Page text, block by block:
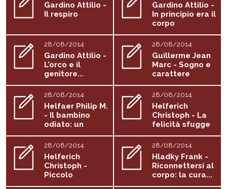
Gardino Attilio -
Il respiro
Gardino Attilio -
In principio era il
corpo
28/08/2014
Gardino Attilio -
L'orco e il
genitore...
28/08/2014
Guillerme Jean
Marc - Sogno e
carattere
28/08/2014
Helfaer Philip M.
- Il bambino
odiato: un
aspetto della...
28/08/2014
Helferich
Christoph - La
felicità sfugge
a...
28/08/2014
Helferich
Christoph -
Piccolo
grande...
28/08/2014
Hladky Frank -
Riconnettersi al
corpo: la cura...